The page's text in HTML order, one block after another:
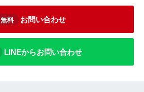
無料 お問い合わせ
LINEからお問い合わせ